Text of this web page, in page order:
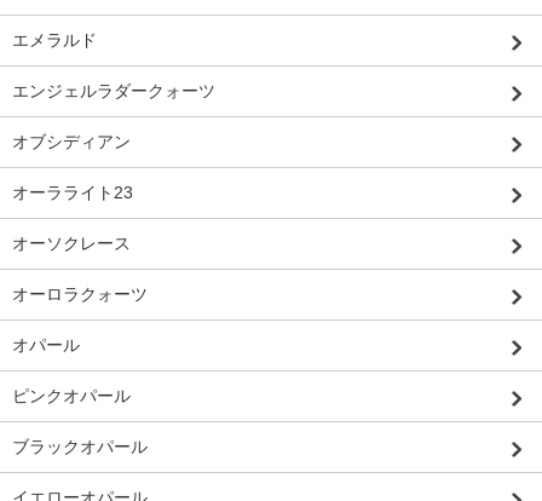
エメラルド
エンジェルラダークォーツ
オブシディアン
オーラライト23
オーソクレース
オーロラクォーツ
オパール
ピンクオパール
ブラックオパール
イエローオパール